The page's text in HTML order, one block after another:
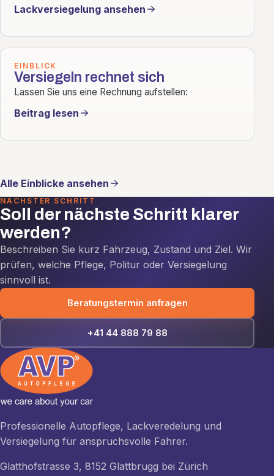
Lackversiegelung ansehen
EINBLICK
Versiegeln rechnet sich
Lassen Sie uns eine Rechnung aufstellen:
Beitrag lesen
Alle Einblicke ansehen
NÄCHSTER SCHRITT
Soll der nächste Schritt klarer
werden?
Beschreiben Sie kurz Fahrzeug, Zustand und Ziel. Wir
prüfen, welche Pflege, Politur oder Versiegelung
sinnvoll ist.
Beratungstermin anfragen
+41 44 888 79 88
Professionelle Autopflege, Lackveredelung und
Versiegelung für anspruchsvolle Fahrer.
Glatthofstrasse 3, 8152 Glattbrugg bei Zürich